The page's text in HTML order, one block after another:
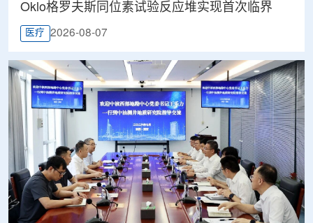
Oklo格罗夫斯同位素试验反应堆实现首次临界
医疗 2026-08-07